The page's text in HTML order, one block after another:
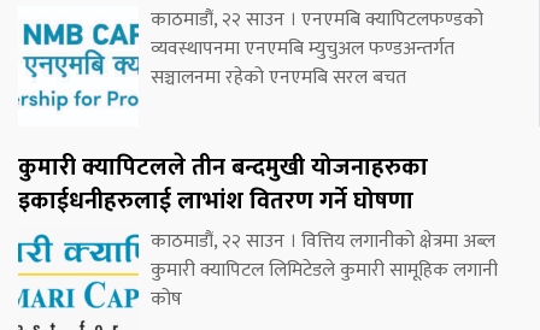
काठमाडौं, २२ साउन । एनएमबि क्यापिटलफण्डको
व्यवस्थापनमा एनएमबि म्युचुअल फण्डअन्तर्गत
सञ्चालनमा रहेको एनएमबि सरल बचत
कुमारी क्यापिटलले तीन बन्दमुखी योजनाहरुका
इकाईधनीहरुलाई लाभांश वितरण गर्ने घोषणा
काठमाडौं, २२ साउन । वित्तिय लगानीको क्षेत्रमा अब्ल
कुमारी क्यापिटल लिमिटेडले कुमारी सामूहिक लगानी
कोष